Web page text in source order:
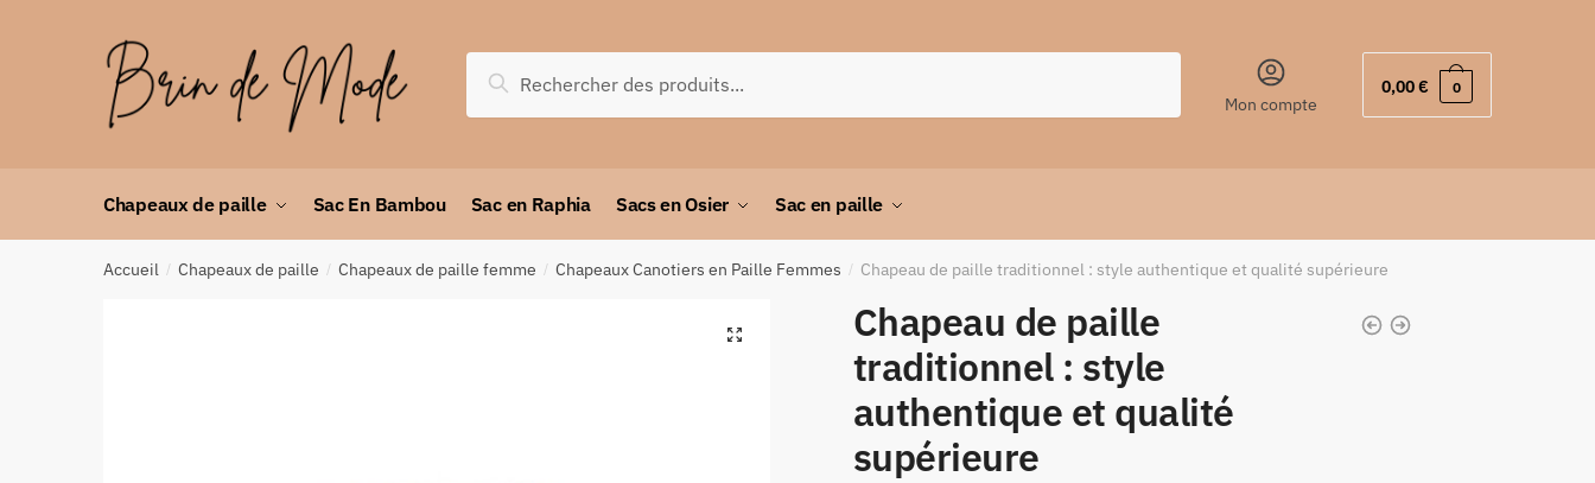
Recherche
Mon compte
0,00€ 0
Chapeaux de paille Sac En Bambou Sac en Raphia Sacs en Osier Sac en paille
Accueil / Chapeaux de paille / Chapeaux de paille femme / Chapeaux Canotiers en Paille Femmes / Chapeau de paille traditionnel : style authentique et qualité supérieure
🔍
Chapeau de paille
traditionnel : style
authentique et qualité
supérieure